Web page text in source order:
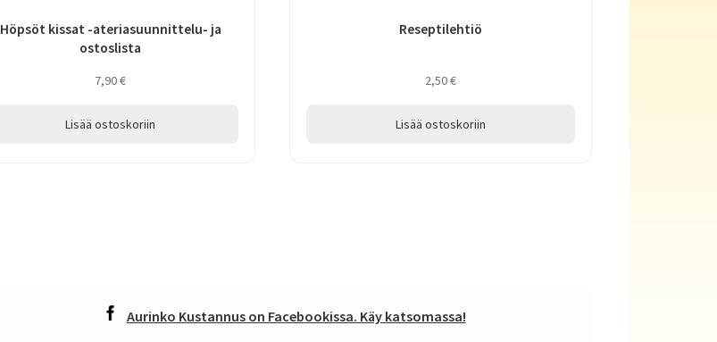
Höpsöt kissat -ateriasuunnittelu- ja
ostoslista
7,90€
Lisää ostoskoriin
Reseptilehtiö
2,50€
Lisää ostoskoriin
Aurinko Kustannus on Facebookissa. Käy katsomassa!